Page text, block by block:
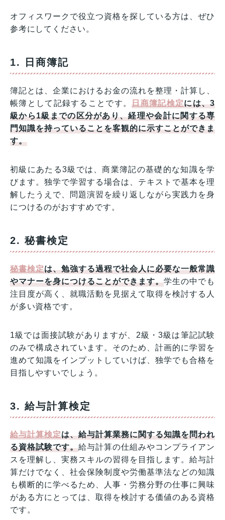
オフィスワークで役立つ資格を探している方は、ぜひ
参考にしてください。
1. 日商簿記
簿記とは、企業におけるお金の流れを整理・計算し、
帳簿として記録することです。日商簿記検定には、3
級から1級までの区分があり、経理や会計に関する専
門知識を持っていることを客観的に示すことができま
す。
初級にあたる3級では、商業簿記の基礎的な知識を学
びます。独学で学習する場合は、テキストで基本を理
解したうえで、問題演習を繰り返しながら実践力を身
につけるのがおすすめです。
2. 秘書検定
秘書検定は、勉強する過程で社会人に必要な一般常識
やマナーを身につけることができます。学生の中でも
注目度が高く、就職活動を見据えて取得を検討する人
が多い資格です。
1級では面接試験がありますが、2級・3級は筆記試験
のみで構成されています。そのため、計画的に学習を
進めて知識をインプットしていけば、独学でも合格を
目指しやすいでしょう。
3. 給与計算検定
給与計算検定は、給与計算業務に関する知識を問われ
る資格試験です。給与計算の仕組みやコンプライアン
スを理解し、実務スキルの習得を目指します。給与計
算だけでなく、社会保険制度や労働基準法などの知識
も横断的に学べるため、人事・労務分野の仕事に興味
がある方にとっては、取得を検討する価値のある資格
です。